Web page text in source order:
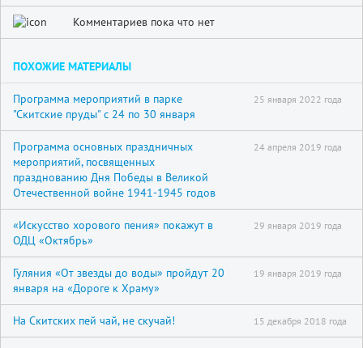
Комментариев пока что нет
ПОХОЖИЕ МАТЕРИАЛЫ
Программа мероприятий в парке
"Скитские пруды" с 24 по 30 января
25 января 2022 года
Программа основных праздничных
мероприятий, посвященных
празднованию Дня Победы в Великой
Отечественной войне 1941-1945 годов
24 апреля 2019 года
«Искусство хорового пения» покажут в
ОДЦ «Октябрь»
29 января 2019 года
Гуляния «От звезды до воды» пройдут 20
января на «Дороге к Храму»
19 января 2019 года
На Скитских пей чай, не скучай! 15 декабря 2018 года